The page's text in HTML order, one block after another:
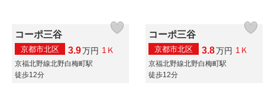
コーポ三谷
京都市北区 3.9万円 1Ｋ
京福北野線北野白梅町駅
徒歩12分
コーポ三谷
京都市北区 3.8万円 1Ｋ
京福北野線北野白梅町駅
徒歩12分